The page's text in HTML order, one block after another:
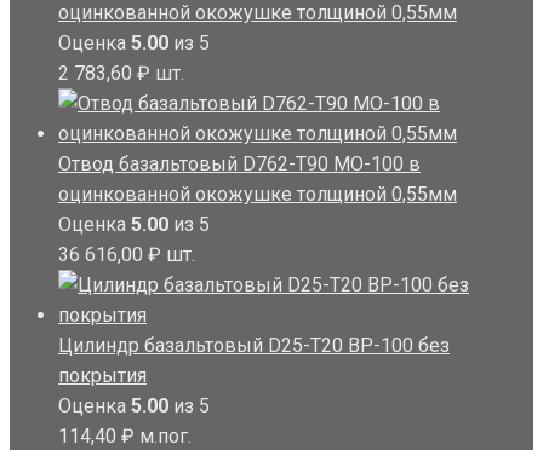
оцинкованной окожушке толщиной 0,55мм
Оценка 5.00 из 5
2 783,60 ₽ шт.
Отвод базальтовый D762-T90 MO-100 в
оцинкованной окожушке толщиной 0,55мм
Оценка 5.00 из 5
36 616,00 ₽ шт.
Цилиндр базальтовый D25-T20 BP-100 без
покрытия
Оценка 5.00 из 5
114,40 ₽ м.пог.